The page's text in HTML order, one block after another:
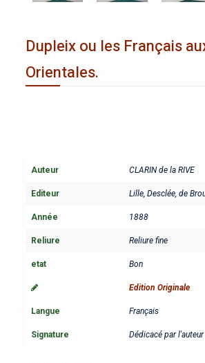
Dupleix ou les Français
Orientales.
Auteur CLARIN de la RIVE
Editeur Lille, Desclée, de
Année 1888
Reliure Reliure fine
etat Bon
Edition Originale
Langue Français
Signature Dédicacé par l'auteur